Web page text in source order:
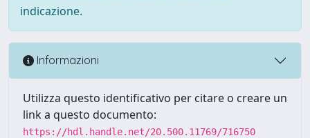
indicazione.
Informazioni
Utilizza questo identificativo per citare o creare un
link a questo documento:
https://hdl.handle.net/20.500.11769/716750